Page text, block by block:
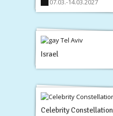
07.03.-14.03.2027
Israel
Celebrity Constellation